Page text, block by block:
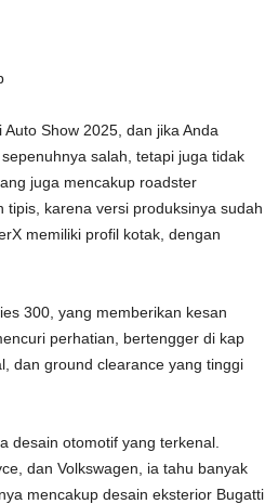
Show 2025, dan jika Anda
salah, tetapi juga tidak
juga mencakup roadster
karena versi produksinya sudah
memiliki profil kotak, dengan
300, yang memberikan kesan
perhatian, bertengger di kap
dan ground clearance yang tinggi
desain otomotif yang terkenal.
dan Volkswagen, ia tahu banyak
mencakup desain eksterior Bugatti